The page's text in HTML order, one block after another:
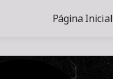
Página Inicial